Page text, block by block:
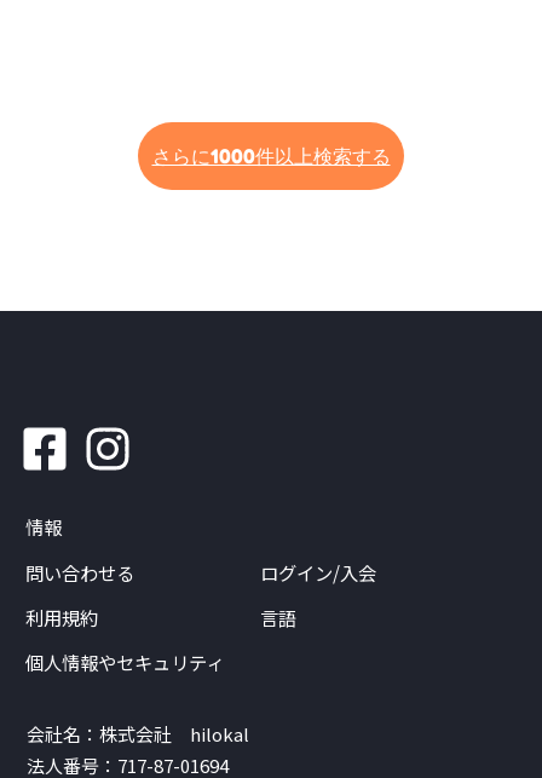
さらに1000件以上検索する
情報
問い合わせる
利用規約
個人情報やセキュリティ
ログイン/入会
言語
会社名：株式会社 hilokal
法人番号：717-87-01694